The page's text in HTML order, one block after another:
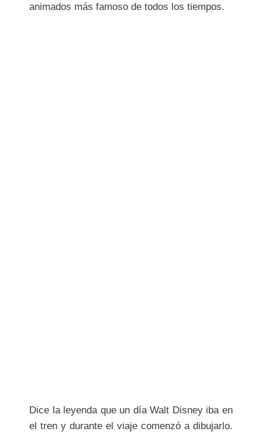
animados más famoso de todos los tiempos.
Dice la leyenda que un día Walt Disney iba en
el tren y durante el viaje comenzó a dibujarlo.